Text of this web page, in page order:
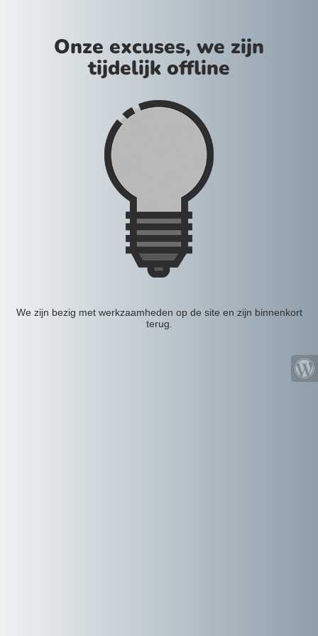
Onze excuses, we zijn
tijdelijk offline
We zijn bezig met werkzaamheden op de site en zijn binnenkort
terug.